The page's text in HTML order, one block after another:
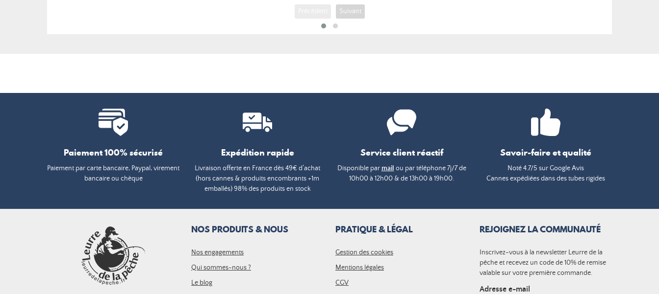
Suivant
Paiement 100% sécurisé
Paiement par carte bancaire, Paypal, virement
bancaire ou chèque
Expédition rapide
Livraison offerte en France dès 49€ d’achat
(hors cannes & produits encombrants +1m
emballés) 98% des produits en stock
Service client réactif
Disponible par mail ou par téléphone 7j/7 de
10h00 à 12h00 & de 13h00 à 19h00.
Savoir-faire et qualité
Noté 4.7/5 sur Google Avis
Cannes expédiées dans des tubes rigides
NOS PRODUITS & NOUS
Nos engagements
Qui sommes-nous ?
Le blog
PRATIQUE & LÉGAL
Gestion des cookies
Mentions légales
CGV
REJOIGNEZ LA COMMUNAUTÉ
Inscrivez-vous à la newsletter Leurre de la
pêche et recevez un code de 10% de remise
valable sur votre première commande.
Adresse e-mail